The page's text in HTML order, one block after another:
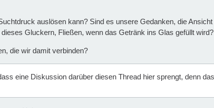
auslösen kann? Sind es unsere Gedanken, die
Gluckern, Fließen, wenn das Getränk ins Glas gefüllt wird?
die wir damit verbinden?
eine Diskussion darüber diesen Thread hier sprengt, denn